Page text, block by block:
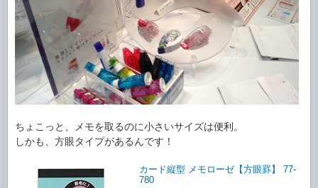
ちょこっと、メモを取るのに小さいサイズは便利。
しかも、方眼タイプがあるんです！
カード縦型 メモローゼ【方眼罫】 77-
780